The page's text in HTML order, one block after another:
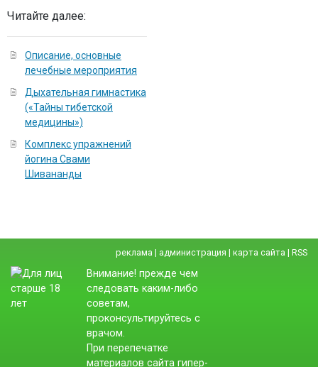
Читайте далее:
Описание, основные
лечебные мероприятия
Дыхательная гимнастика
(«Тайны тибетской
медицины»)
Комплекс упражнений
йогина Свами
Шивананды
реклама | администрация | карта сайта | RSS
Внимание! прежде чем
следовать каким-либо
советам,
проконсультируйтесь с
врачом.
При перепечатке
материалов сайта гипер-